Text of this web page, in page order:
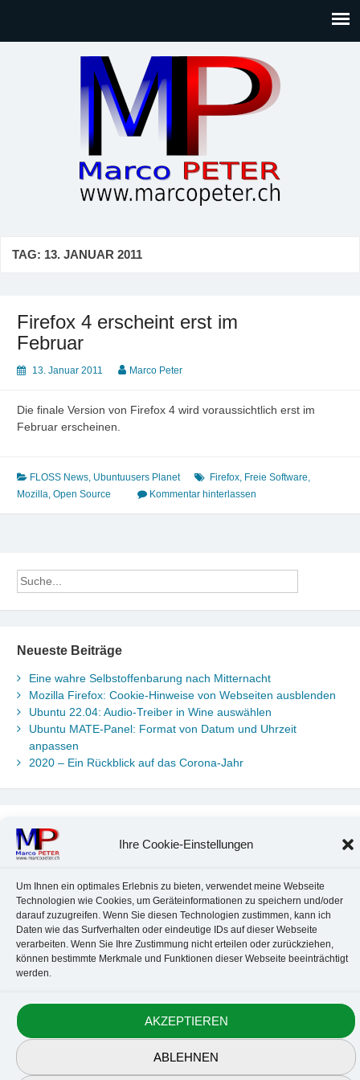
Ihre Cookie-Einstellungen
Um Ihnen ein optimales Erlebnis zu bieten, verwendet meine Webseite
Technologien wie Cookies, um Geräteinformationen zu speichern und/oder
darauf zuzugreifen. Wenn Sie diesen Technologien zustimmen, kann ich
Daten wie das Surfverhalten oder eindeutige IDs auf dieser Webseite
verarbeiten. Wenn Sie Ihre Zustimmung nicht erteilen oder zurückziehen,
können bestimmte Merkmale und Funktionen dieser Webseite beeinträchtigt
werden.
AKZEPTIEREN
ABLEHNEN
Gesellschaft, Musik, Photographie, Sport und Technik (IT)
TAG: 13. JANUAR 2011
Firefox 4 erscheint erst im
Februar
13. Januar 2011 Marco Peter
Die finale Version von Firefox 4 wird voraussichtlich erst im
Februar erscheinen.
FLOSS News, Ubuntuusers Planet Firefox, Freie Software,
Mozilla, Open Source Kommentar hinterlassen
Neueste Beiträge
Eine wahre Selbstoffenbarung nach Mitternacht
Mozilla Firefox: Cookie-Hinweise von Webseiten ausblenden
Ubuntu 22.04: Audio-Treiber in Wine auswählen
Ubuntu MATE-Panel: Format von Datum und Uhrzeit
anpassen
2020 – Ein Rückblick auf das Corona-Jahr
Neueste Kommentare
Chr. Kotte
Uhrzeit anpassen
Johannes zuUbuntu MATE-Panel: Format von Datum und
Uhrzeit anpassen
Brummel HerbolzheimzuMusik-Portrait Nr. 1: Les Assoiffés
aus Mittelbergheim
Marco Peter
Anbieterkennzeichnung
© 2010-2026 Marco PETER. All rights reserved.